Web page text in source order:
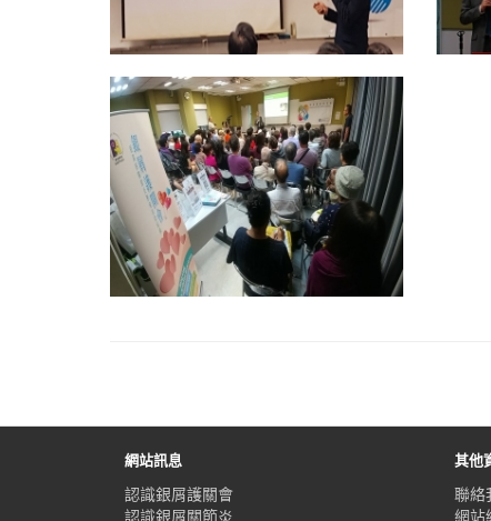
網站訊息
認識銀屑護關會
認識銀屑關節炎
其他
聯絡
網站